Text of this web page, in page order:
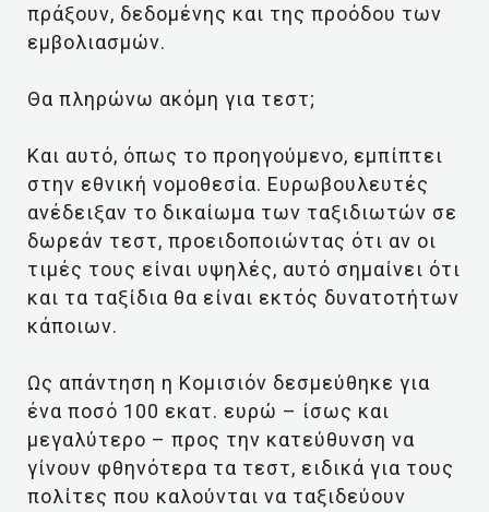
πράξουν, δεδομένης και της προόδου των
εμβολιασμών.
Θα πληρώνω ακόμη για τεστ;
Και αυτό, όπως το προηγούμενο, εμπίπτει
στην εθνική νομοθεσία. Ευρωβουλευτές
ανέδειξαν το δικαίωμα των ταξιδιωτών σε
δωρεάν τεστ, προειδοποιώντας ότι αν οι
τιμές τους είναι υψηλές, αυτό σημαίνει ότι
και τα ταξίδια θα είναι εκτός δυνατοτήτων
κάποιων.
Ως απάντηση η Κομισιόν δεσμεύθηκε για
ένα ποσό 100 εκατ. ευρώ – ίσως και
μεγαλύτερο – προς την κατεύθυνση να
γίνουν φθηνότερα τα τεστ, ειδικά για τους
πολίτες που καλούνται να ταξιδεύουν